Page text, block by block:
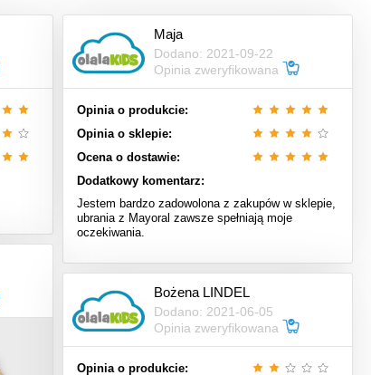
Maja
Dodano: 2021-09-22
Opinia zweryfikowana
Opinia o produkcie:
Opinia o sklepie:
Ocena o dostawie:
Dodatkowy komentarz:
Jestem bardzo zadowolona z zakupów w sklepie,
ubrania z Mayoral zawsze spełniają moje
oczekiwania.
Bożena LINDEL
Dodano: 2021-06-05
Opinia zweryfikowana
Opinia o produkcie: